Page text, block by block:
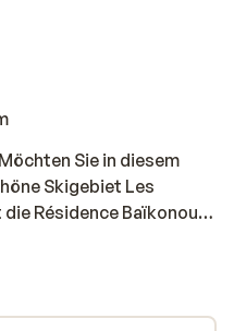
Sie in diesem
Skigebiet Les
Résidence Baïkonour
ideale
weiter in das Gebiet
Le Corbier, La